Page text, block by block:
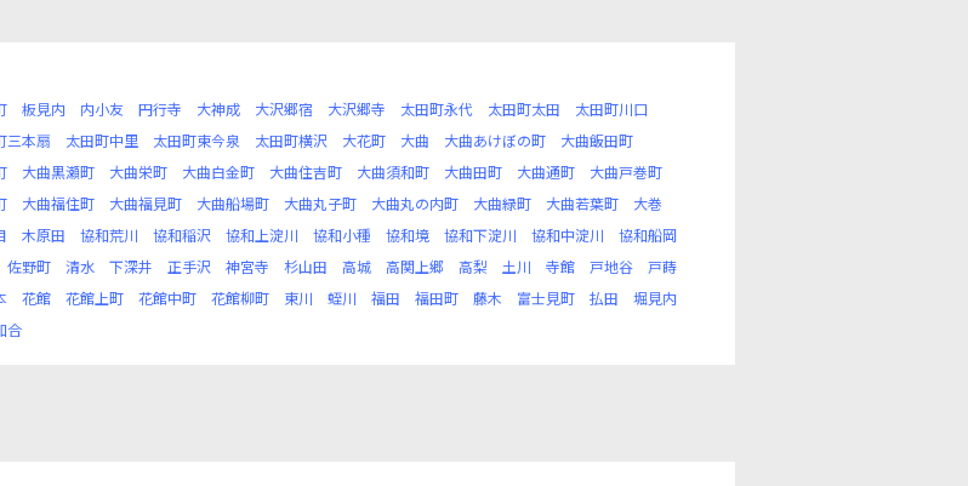
板見内 内小友 円行寺 大神成 大沢郷宿 大沢郷寺 太田町永代 太田町太田
太田町川口
三本扇 太田町中里 太田町東今泉 太田町横沢 大花町 大曲 大曲あけぼの町
大曲飯田町
大曲黒瀬町 大曲栄町 大曲白金町 大曲住吉町 大曲須和町 大曲田町 大曲通町
大曲戸巻町
大曲福住町 大曲福見町 大曲船場町 大曲丸子町 大曲丸の内町 大曲緑町 大曲若葉町
大巻
木原田 協和荒川 協和稲沢 協和上淀川 協和小種 協和境 協和下淀川 協和中淀川
協和船岡
佐野町 清水 下深井 正手沢 神宮寺 杉山田 高城 高関上郷 高梨 土川 寺館 戸地谷
戸蒔
花館 花館上町 花館中町 花館柳町 東川 蛭川 福田 福田町 藤木 富士見町 払田
堀見内
合